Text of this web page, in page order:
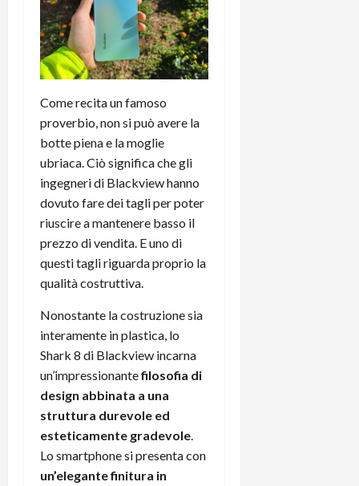
Come recita un famoso
proverbio, non si può avere la
botte piena e la moglie
ubriaca. Ciò significa che gli
ingegneri di Blackview hanno
dovuto fare dei tagli per poter
riuscire a mantenere basso il
prezzo di vendita. E uno di
questi tagli riguarda proprio la
qualità costruttiva.
Nonostante la costruzione sia
interamente in plastica, lo
Shark 8 di Blackview incarna
un’impressionantefilosofia di
design abbinata a una
struttura durevole ed
esteticamente gradevole
Lo smartphone si presenta con
un’elegante finitura in